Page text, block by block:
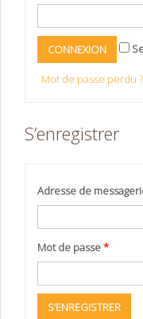
Mot de passe perdu ?
S’enregistrer
Adresse de
Mot de passe*